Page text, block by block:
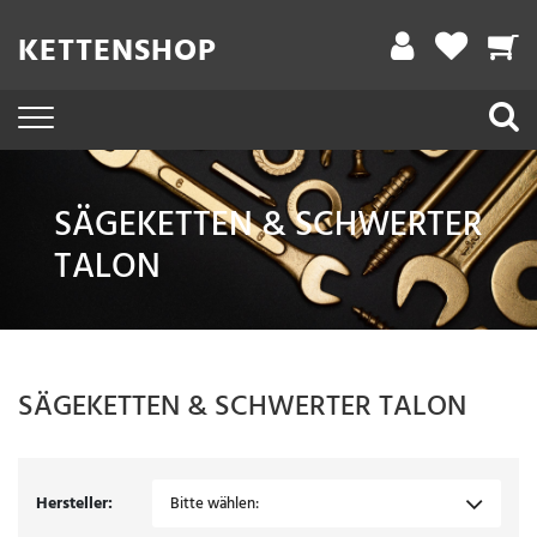
KETTENSHOP
SÄGEKETTEN & SCHWERTER
TALON
SÄGEKETTEN & SCHWERTERTALON
Hersteller: Bitte wählen:
Filter
A
t
l
n